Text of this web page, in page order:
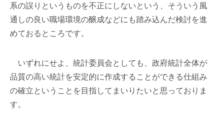
系の誤りというものを不正にしないという、そういう風
通しの良い職場環境の醸成などにも踏み込んだ検討を進
めておるところです。
いずれにせよ、統計委員会としても、政府統計全体が
品質の高い統計を安定的に作成することができる仕組み
の確立ということを目指してまいりたいと思っておりま
す。